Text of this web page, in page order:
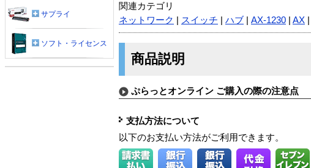
関連カテゴリ
ネットワーク
スイッチ ハブ AX-1230 AX
商品説明
ぷらっとオンライン ご購入の際の注意点
支払方法について
以下のお支払い方法がご利用できます。
サプライ
ソフト・ライセンス